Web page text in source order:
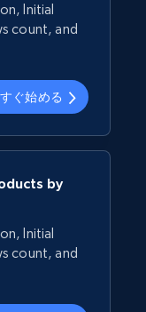
Initial
count, and
ぐ始める
by
Initial
count, and